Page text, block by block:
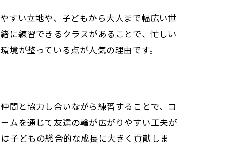
すい立地や、子どもから大人まで幅広い世
に練習できるクラスがあることで、忙しい
が整っている点が人気の理由です。
間と協力し合いながら練習することで、コ
ムを通じて友達の輪が広がりやすい工夫が
子どもの総合的な成長に大きく貢献しま